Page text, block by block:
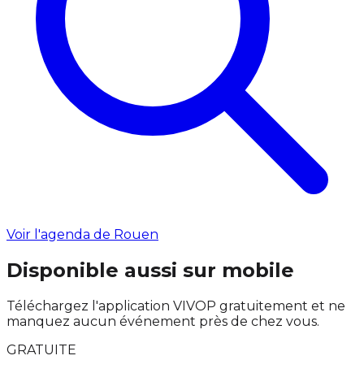
Voir l'agenda de Rouen
Disponible aussi sur mobile
Téléchargez l'application VIVOP gratuitement et ne
manquez aucun événement près de chez vous.
GRATUITE